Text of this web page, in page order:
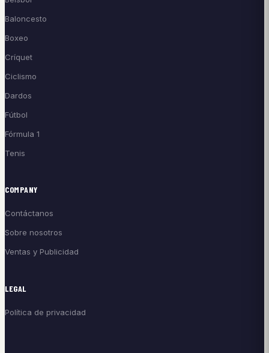
Baloncesto
Boxeo
Críquet
Ciclismo
Dardos
Fútbol
Fórmula 1
Tenis
COMPANY
Contáctanos
Sobre nosotros
Ventas y Publicidad
LEGAL
Política de privacidad